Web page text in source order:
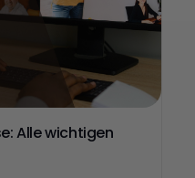
Alle wichtigen